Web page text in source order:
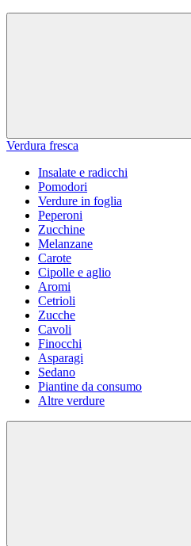
Verdura fresca
Insalate e radicchi
Pomodori
Verdure in foglia
Peperoni
Zucchine
Melanzane
Carote
Cipolle e aglio
Aromi
Cetrioli
Zucche
Cavoli
Finocchi
Asparagi
Sedano
Piantine da consumo
Altre verdure